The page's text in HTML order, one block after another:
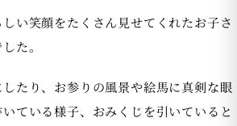
い笑顔をたくさん見せてくれたお子さ
た。
たり、お参りの風景や絵馬に真剣な眼
ている様子、おみくじを引いていると